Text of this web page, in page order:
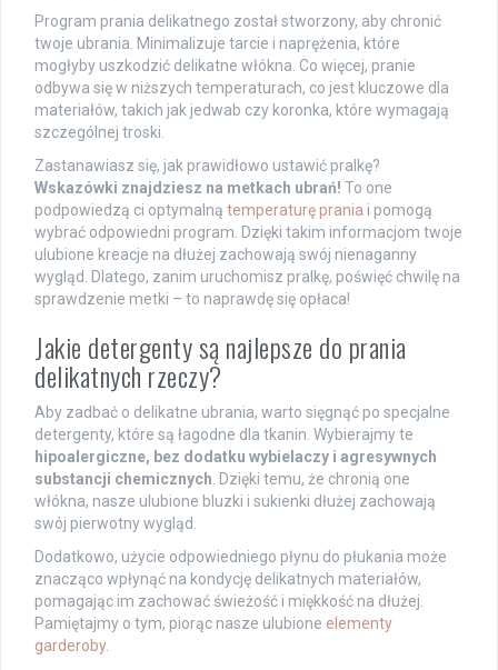
Program prania delikatnego został stworzony, aby chronić
twoje ubrania. Minimalizuje tarcie i naprężenia, które
mogłyby uszkodzić delikatne włókna. Co więcej, pranie
odbywa się w niższych temperaturach, co jest kluczowe dla
materiałów, takich jak jedwab czy koronka, które wymagają
szczególnej troski.
Zastanawiasz się, jak prawidłowo ustawić pralkę?
Wskazówki znajdziesz na metkach ubrań! To one
podpowiedzą ci optymalną temperaturę prania i pomogą
wybrać odpowiedni program. Dzięki takim informacjom twoje
ulubione kreacje na dłużej zachowają swój nienaganny
wygląd. Dlatego, zanim uruchomisz pralkę, poświęć chwilę na
sprawdzenie metki – to naprawdę się opłaca!
Jakie detergenty są najlepsze do prania
delikatnych rzeczy?
Aby zadbać o delikatne ubrania, warto sięgnąć po specjalne
detergenty, które są łagodne dla tkanin. Wybierajmy te
hipoalergiczne, bez dodatku wybielaczy i agresywnych
substancji chemicznych . Dzięki temu, że chronią one
włókna, nasze ulubione bluzki i sukienki dłużej zachowają
swój pierwotny wygląd.
Dodatkowo, użycie odpowiedniego płynu do płukania może
znacząco wpłynąć na kondycję delikatnych materiałów,
pomagając im zachować świeżość i miękkość na dłużej.
Pamiętajmy o tym, piorąc nasze ulubione elementy
garderoby.